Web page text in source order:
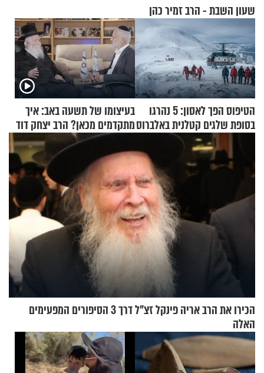
שעון השבת - הרב זמיר כהן
הטיפוס הפך לאסון: 5 נהרגו
בסופת שלגים קטלנית באלברוס
בעיצומו של תשעה באב: איך
מתקדמים מכאן? הרב יצחק דוד
גרוסמן בשיחה מיוחדת
הכירו את הרב אריה פינקל זצ"ל דרך 3 הסיפורים המפעימים
האלה